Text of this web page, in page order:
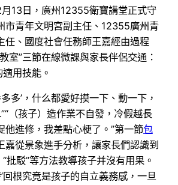
13日，廣州12355衛寶講堂正式守
市青年文明宮副主任、12355廣州青
任、國度社會任務師王嘉經由過程
室”三節在線微課與家長伴侶交通：
用技能。
多’，什么都愛好摸一下、動一下，
（孩子）造作業不自發，冷假越長
他進修，我差點心梗了。”第一節包
嘉從景象進手分析，讓家長們認識到
“批駁”等方法教導孩子并沒有用果。
回根究竟是孩子的自立義務感，一旦